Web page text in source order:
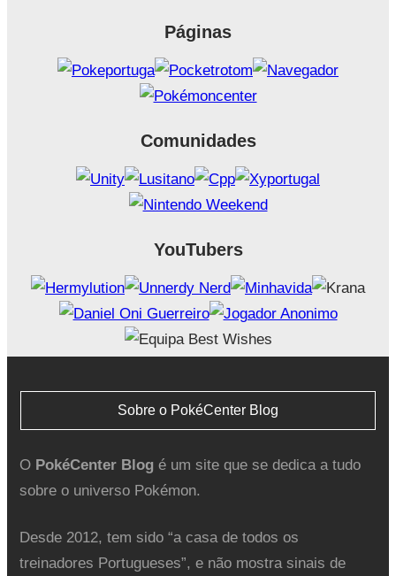
Páginas
Comunidades
YouTubers
Sobre o PokéCenter Blog
O PokéCenter Blogé um site que se dedica a tudo
sobre o universo Pokémon.
Desde 2012, tem sido “a casa de todos os
treinadores Portugueses”, e não mostra sinais de